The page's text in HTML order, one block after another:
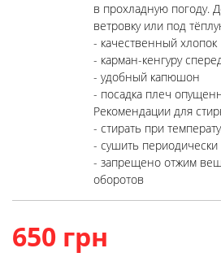
в прохладную погоду.
ветровку или под
- качественный хлопок
- карман-кенгуру
- удобный капюшон
- посадка плеч
Рекомендации для
- стирать при
- сушить периодически
- запрещено отжим
оборотов
650 грн